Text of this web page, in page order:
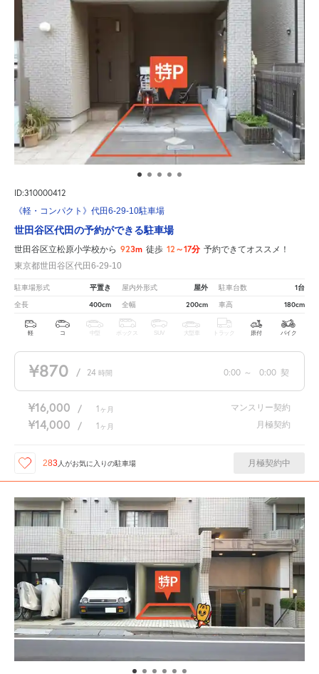
ID:310000412
《軽・コンパクト》代田6-29-10駐車場
世田谷区代田の予約ができる駐車場
世田谷区立松原小学校から 923m 徒歩 12～17分 予約できてオススメ！
東京都世田谷区代田6-29-10
駐車場形式 平置き 屋内外形式 屋外 駐車台数 1台
全長 400cm 全幅 200cm 車高 180cm
軽 コ 中型 ボックス SUV 大型車 トラック 原付 バイク
¥870 / 24 時間 0:00 ～ 0:00 契
¥16,000 / 1 ヶ月 マンスリー契約
¥14,000 / 1 ヶ月 月極契約
283人がお気に入りの駐車場 月極契約中